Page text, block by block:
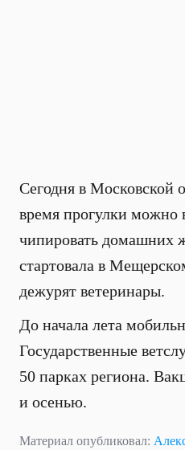
Сегодня в Московской
время прогулки можно
чипировать домашних
стартовала в
дежурят ветеринары.
До начала лета
Государственные
50 парках региона.
и осенью.
Материал опубликовал: